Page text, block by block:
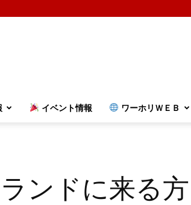
イベント情報 ワーホリＷＥＢ
ンドに来る